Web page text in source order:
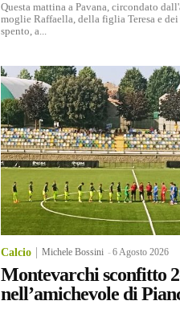
Questa mattina a Pavana, circondato
moglie Raffaella, della figlia Teresa e
spento, a...
Calcio Michele Bossini -6 Agosto 2026
Montevarchi sconfitto
nell’amichevole di